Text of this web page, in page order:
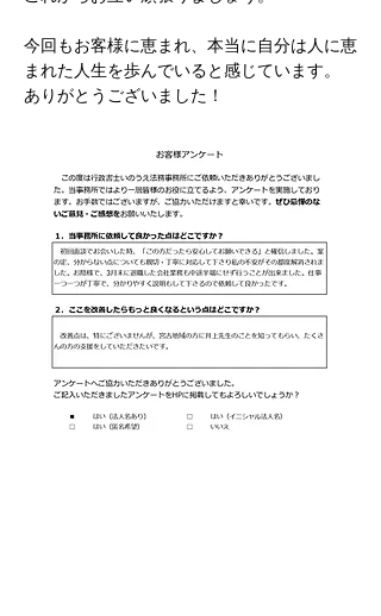
今回もお客様に恵まれ、本当に自分は人に恵
まれた人生を歩んでいると感じています。
ありがとうございました！